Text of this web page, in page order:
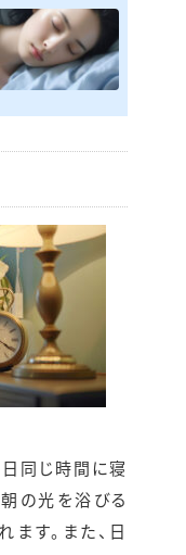
同じ時間に寝
の光を浴びる
ます。また、日